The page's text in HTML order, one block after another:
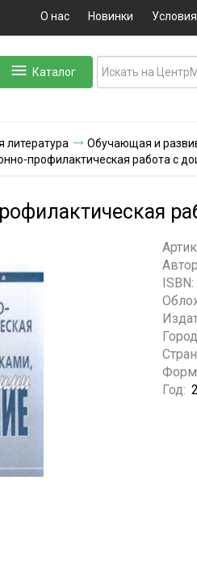
О нас Новинки
Каталог
литература Обучающая и
профилактическая работа с
ISBN:
Год: